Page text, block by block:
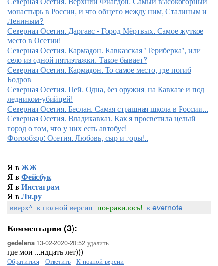
монастырь в России, и что общего между ним, Сталиным и
Лениным?
Северная Осетия. Даргавс - Город Мёртвых. Самое жуткое
место в Осетии!
Северная Осетия. Кармадон. Кавказская "Териберка", или
село из одной пятиэтажки. Такое бывает?
Северная Осетия. Кармадон. То самое место, где погиб
Бодров
Северная Осетия. Цей. Одна, без оружия, на Кавказе и под
ледником-убийцей!
Северная Осетия. Беслан. Самая страшная школа в России...
Северная Осетия. Владикавказ. Как я просветила целый
город о том, что у них есть автобус!
Фотообзор: Осетия. Любовь, сыр и горы!..
Я вЖЖ
Я вФейсбук
Я вИнстаграм
Я вЛи.ру
вверх^ к полной версии понравилось! в evernote
Комментарии (3):
gedelena 13-02-2020-20:52 удалить
где мои ...ндцать лет)))
Обратиться - Ответить - К полной версии